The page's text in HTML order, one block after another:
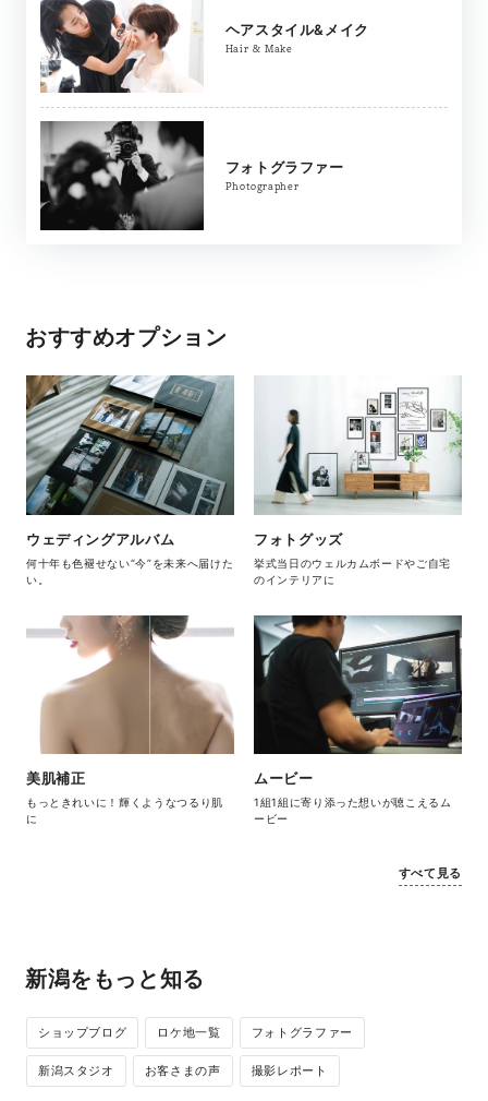
ヘアスタイル&メイク
Hair & Make
フォトグラファー
Photographer
おすすめオプション
ウェディングアルバム
何十年も色褪せない“今”を未来へ届けた
い。
フォトグッズ
挙式当日のウェルカムボードやご自宅
のインテリアに
美肌補正
もっときれいに！輝くようなつるり肌
に
ムービー
1組1組に寄り添った想いが聴こえるム
ービー
すべて見る
新潟をもっと知る
ショップブログ ロケ地一覧 フォトグラファー
新潟スタジオ お客さまの声 撮影レポート